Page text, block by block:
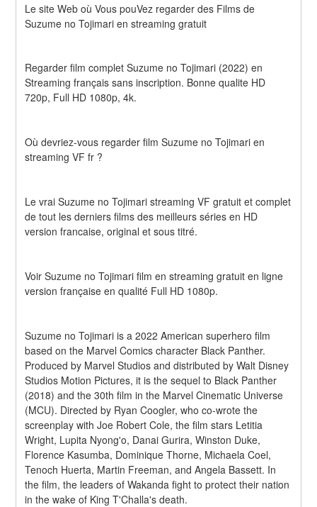
Le site Web où Vous pouVez regarder des Films de
Suzume no Tojimari en streaming gratuit
Regarder film complet Suzume no Tojimari (2022) en
Streaming français sans inscription. Bonne qualite HD
720p, Full HD 1080p, 4k.
Où devriez-vous regarder film Suzume no Tojimari en
streaming VF fr ?
Le vrai Suzume no Tojimari streaming VF gratuit et complet
de tout les derniers films des meilleurs séries en HD
version francaise, original et sous titré.
Voir Suzume no Tojimari film en streaming gratuit en ligne
version française en qualité Full HD 1080p.
Suzume no Tojimari is a 2022 American superhero film
based on the Marvel Comics character Black Panther.
Produced by Marvel Studios and distributed by Walt Disney
Studios Motion Pictures, it is the sequel to Black Panther
(2018) and the 30th film in the Marvel Cinematic Universe
(MCU). Directed by Ryan Coogler, who co-wrote the
screenplay with Joe Robert Cole, the film stars Letitia
Wright, Lupita Nyong'o, Danai Gurira, Winston Duke,
Florence Kasumba, Dominique Thorne, Michaela Coel,
Tenoch Huerta, Martin Freeman, and Angela Bassett. In
the film, the leaders of Wakanda fight to protect their nation
in the wake of King T'Challa's death.